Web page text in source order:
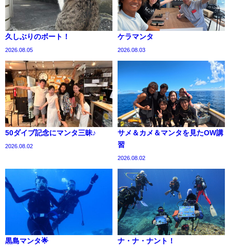
久しぶりのボート！
2026.08.05
ケラマンタ
2026.08.03
50ダイブ記念にマンタ三昧♪
2026.08.02
サメ＆カメ＆マンタを見たOW講
習
2026.08.02
黒島マンタ🌟 ナ・ナ・ナント！